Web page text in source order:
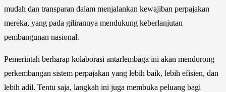
mudah dan transparan dalam menjalankan kewajiban perpajakan
mereka, yang pada gilirannya mendukung keberlanjutan
pembangunan nasional.
Pemerintah berharap kolaborasi antarlembaga ini akan mendorong
perkembangan sistem perpajakan yang lebih baik, lebih efisien, dan
lebih adil. Tentu saja, langkah ini juga membuka peluang bagi